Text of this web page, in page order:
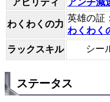
わくわくの力
英雄の証
わくわく
ラックスキル
シー
ステータス